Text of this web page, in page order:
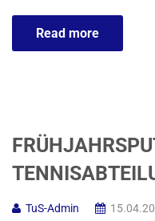
Read more
TuS-Admin